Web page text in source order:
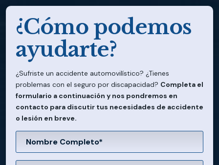
¿Cómo podemos
ayudarte?
¿Sufriste un accidente automovilístico? ¿Tienes
problemas con el seguro por discapacidad? Completa el
formulario a continuación y nos pondremos en
contacto para discutir tus necesidades de accidente
o lesión en breve.